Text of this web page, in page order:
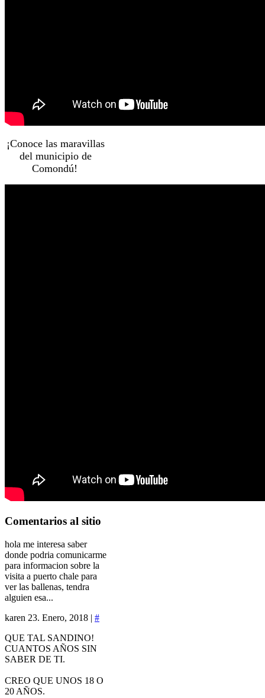
¡Conoce las maravillas
del municipio de
Comondú!
Comentarios al sitio
hola me interesa saber
donde podria comunicarme
para informacion sobre la
visita a puerto chale para
ver las ballenas, tendra
alguien esa...
karen 23. Enero, 2018 | #
QUE TAL SANDINO!
CUANTOS AÑOS SIN
SABER DE TI.
CREO QUE UNOS 18 O
20 AÑOS.